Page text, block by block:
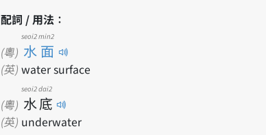
配詞 / 用法：
(粵) 水面
seoi2 min2
(英) water surface
(粵) 水
seoi2
底
dai2
(英) underwater